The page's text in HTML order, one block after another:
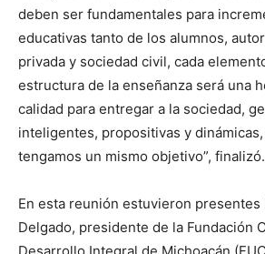
deben ser fundamentales para
educativas tanto de los alumnos,
privada y sociedad civil, cada
estructura de la enseñanza será una
calidad para entregar a la sociedad,
inteligentes, propositivas y
tengamos un mismo objetivo”, finalizó.
En esta reunión estuvieron presentes
Delgado, presidente de la Fundación
Desarrollo Integral de Michoacán